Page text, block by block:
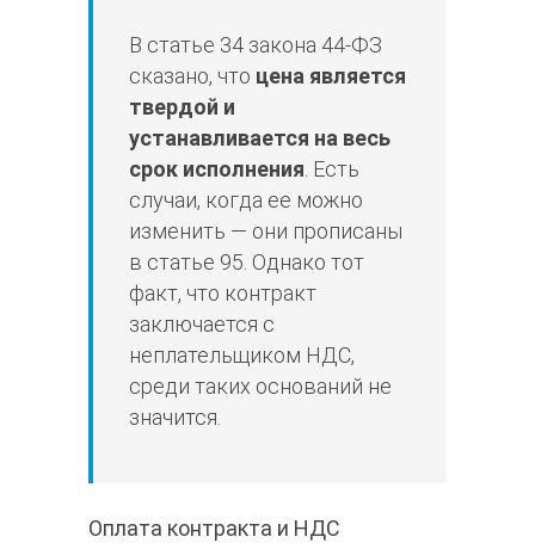
В статье 34 закона 44-ФЗ
сказано, что цена является
твердой и
устанавливается на весь
срок исполнения . Есть
случаи, когда ее можно
изменить — они прописаны
в статье 95. Однако тот
факт, что контракт
заключается с
неплательщиком НДС,
среди таких оснований не
значится.
Оплата контракта и НДС